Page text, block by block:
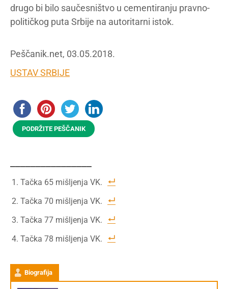
drugo bi bilo saučesništvo u cementiranju pravno-
političkog puta Srbije na autoritarni istok.
Peščanik.net, 03.05.2018.
USTAV SRBIJE
PODRŽITE PEŠČANIK
Tačka 65 mišljenja VK.
Tačka 70 mišljenja VK.
Tačka 77 mišljenja VK.
Tačka 78 mišljenja VK.
Biografija